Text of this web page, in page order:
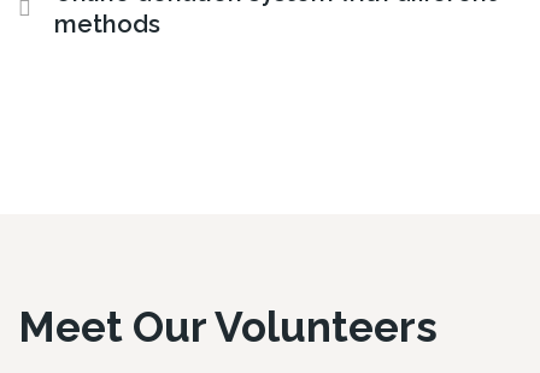
methods
Meet Our Volunteers